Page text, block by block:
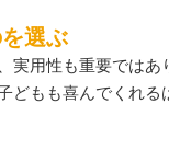
選ぶ
用性も重要では
もも喜んでくれる